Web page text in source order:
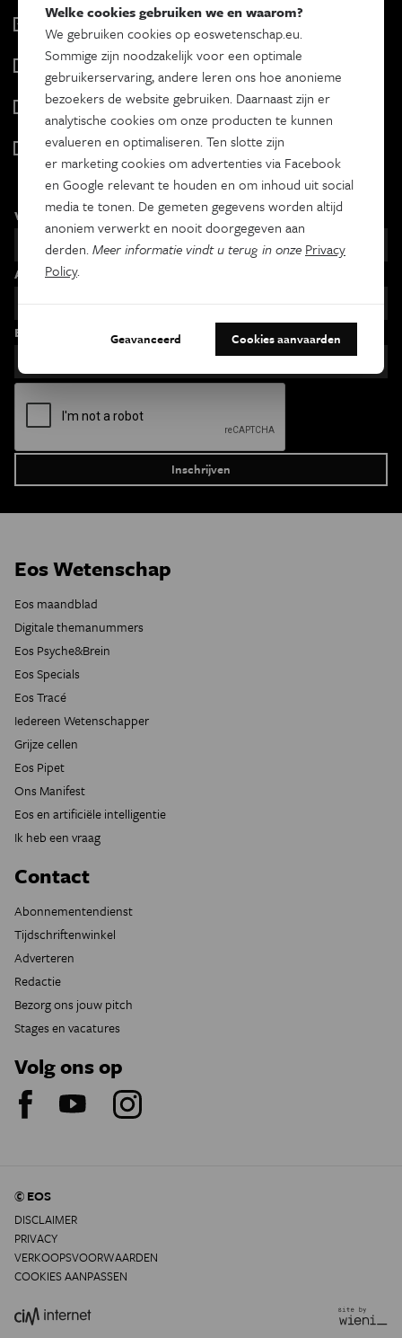
Eos Wetenschap
2 x week
Tracé
Wekelijks
Psyche & brein
Tweewekelijks
Iedereen wetenschapper
Maandelijks
Voornaam
Achternaam
Email
Eos Wetenschap
Eos maandblad
Digitale themanummers
Eos Psyche&Brein
Eos Specials
Eos Tracé
Iedereen Wetenschapper
Grijze cellen
Eos Pipet
Ons Manifest
Eos en artificiële intelligentie
Ik heb een vraag
Contact
Abonnementendienst
Tijdschriftenwinkel
Adverteren
Redactie
Bezorg ons jouw pitch
Stages en vacatures
Volg ons op
© EOS
DISCLAIMER
PRIVACY
VERKOOPSVOORWAARDEN
COOKIES AANPASSEN
Welke cookies gebruiken we en waarom?
We gebruiken cookies op eoswetenschap.eu.
Sommige zijn noodzakelijk voor een optimale
gebruikerservaring, andere leren ons hoe anonieme
bezoekers de website gebruiken. Daarnaast zijn er
analytische cookies om onze producten te kunnen
evalueren en optimaliseren. Ten slotte zijn
er marketing cookies om advertenties via Facebook
en Google relevant te houden en om inhoud uit social
media te tonen. De gemeten gegevens worden altijd
anoniem verwerkt en nooit doorgegeven aan
derden.Meer informatie vindt u terug in onze Privacy
Policy.
Geavanceerd Cookies aanvaarden